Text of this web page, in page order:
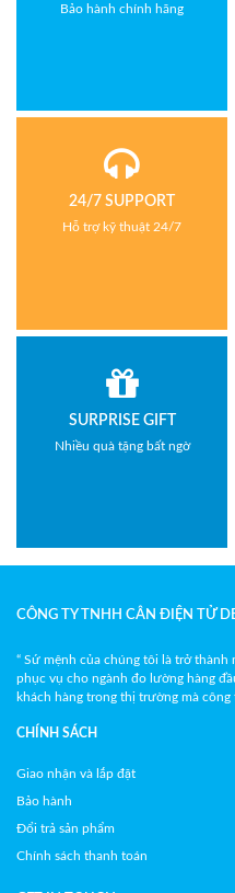
Bảo hành chính hãng
24/7 SUPPORT
Hỗ trợ kỹ thuật 24/7
SURPRISE GIFT
Nhiều quà tặng bất ngờ
CÔNG TY TNHH CÂN ĐIỆN TỬ
“ Sứ mệnh của chúng tôi là trở
phục vụ cho ngành đo lường hàng
khách hàng trong thị trường mà công
CHÍNH SÁCH
Giao nhận và lắp đặt
Bảo hành
Đổi trả sản phẩm
Chính sách thanh toán